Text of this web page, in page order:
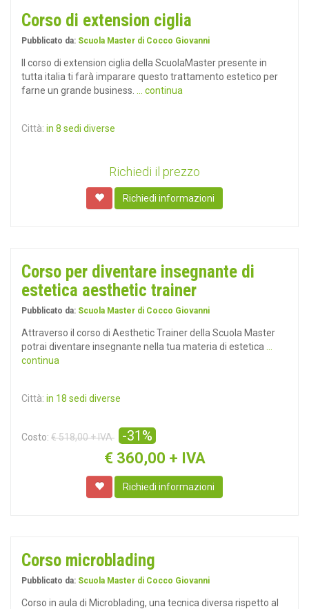
Corso di extension ciglia
Pubblicato da: Scuola Master di Cocco Giovanni
Il corso di extension ciglia della ScuolaMaster presente in
tutta italia ti farà imparare questo trattamento estetico per
farne un grande business.
... continua
Città: in 8 sedi diverse
Richiedi il prezzo
Richiedi informazioni
Corso per diventare insegnante di
estetica aesthetic trainer
Pubblicato da: Scuola Master di Cocco Giovanni
Attraverso il corso di Aesthetic Trainer della Scuola Master
potrai diventare insegnante nella tua materia di estetica
continua
Città: in 18 sedi diverse
Costo: € 518,00 + IVA -31%
€ 360,00 + IVA
Richiedi informazioni
Corso microblading
Pubblicato da: Scuola Master di Cocco Giovanni
Corso in aula di Microblading, una tecnica diversa rispetto al